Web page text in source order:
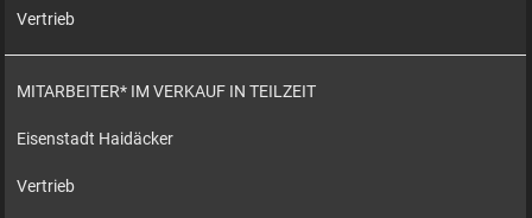
Vertrieb
MITARBEITER* IM VERKAUF IN TEILZEIT
Eisenstadt Haidäcker
Vertrieb